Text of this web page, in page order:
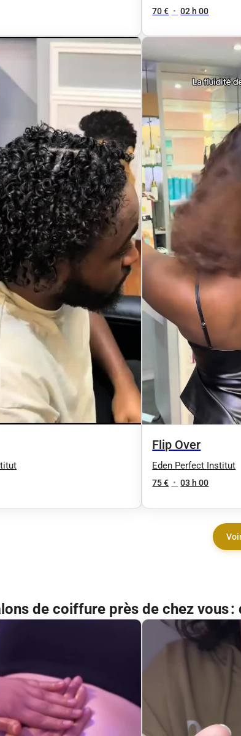
70 € • 02 h 00
Flip Over
Eden Perfect Institut
75 € • 03 h 00
de coiffure près de chez vous